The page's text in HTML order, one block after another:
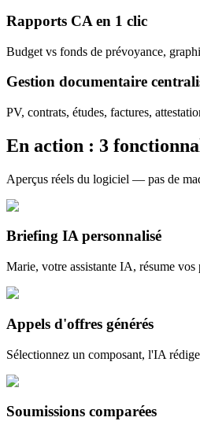
Rapports CA en 1 clic
Budget vs fonds de prévoyance,
Gestion documentaire
PV, contrats, études, factures,
En action : 3
Aperçus réels du logiciel — pas de
Briefing IA personnalisé
Marie, votre assistante IA, résume
Appels d'offres générés
Sélectionnez un composant, l'IA
Soumissions comparées